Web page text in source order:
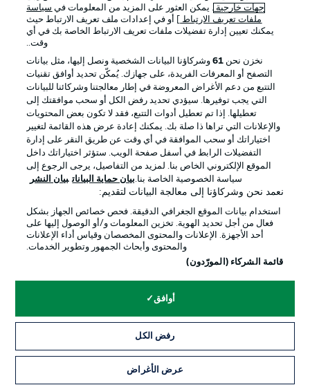
تطبيق الدوري الألماني
Official Partners
إدارة التفضيلات بيان الخصوصية
الوظائف
جهة النشر تواصل معنا
جهات خارجية . يمكن العثور على المزيد من المعلومات في سياسة
ملفات تعريف الارتباط
] أو في إعدادات ملف تعريف الارتباط حيث
يمكنك تعيين إدارة تفضيلات ملفات تعريف الارتباط الخاصة بك في أي
وقت..
نخزن نحن 61وشركاؤنا البيانات الشخصية ونصل إليها، مثل بيانات
التصفح أو المعرفات الفريدة، على جهازك. يُمكّن تحديد أوافق تقنيات
التتبع من دعم الأغراض المعروضة في إطار معالجتنا وشركائنا للبيانات
التي يجب توفيرها. سيؤدي تحديد رفض الكل أو سحب موافقتك إلى
تعطيلها. إذا تم تعطيل أدوات التتبع، فقد لا تكون بعض المحتويات
والإعلانات التي تراها ذا صلة بك. يمكنك إعادة عرض هذه القائمة لتغيير
اختياراتك أو سحب الموافقة في أي وقت عن طريق النقر على إدارة
التفضيلات الرابط في أسفل صفحة الويب. ستؤثر اختياراتك داخل
الموقع الإلكتروني الخاص بنا. لمزيد من التفاصيل، يرجى الرجوع إلى
سياسة الخصوصية الخاصة بنا.بيان حماية البيانات بيان النشر
نعمد نحن وشركاؤنا إلى معالجة البيانات لتقديم:
استخدام بيانات الموقع الجغرافي الدقيقة. فحص خصائص الجهاز بشكل
فعال من أجل تحديد الهوية. تخزين المعلومات و/أو الوصول إليها على
أحد الأجهزة. الإعلانات والمحتوى المخصصان وقياس أداء الإعلانات
والمحتوى وأبحاث الجمهور وتطوير الخدمات.
قائمة الشركاء (المورّدون)
أوافق
رفض الكل
عرض الأغراض